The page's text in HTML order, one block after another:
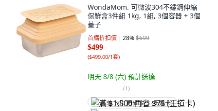
WondaMom. 可微波304不鏽鋼伸縮
保鮮盒3件組 1kg, 1組, 3個容器 + 3個
蓋子
首購折扣價 28%$699
$499
($499.00/1套)
明天 8/8 (六) 預計送達
(1)
满 $1,500 再省 $75 (王道卡)